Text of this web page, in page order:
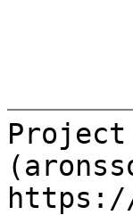
Project